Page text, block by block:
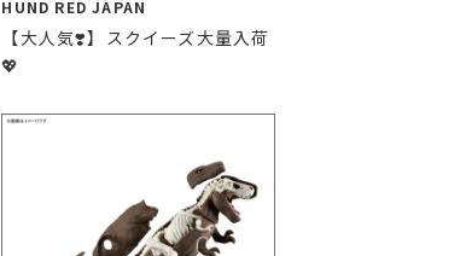
HUND RED JAPAN
【大人気❣️】スクイーズ大量入荷
💖